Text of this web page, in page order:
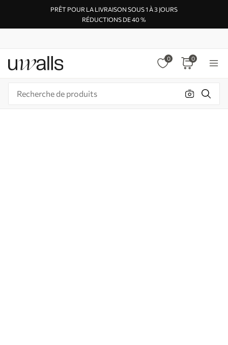
PRÊT POUR LA LIVRAISON SOUS 1 À 3 JOURS
RÉDUCTIONS DE 40 %
0 0